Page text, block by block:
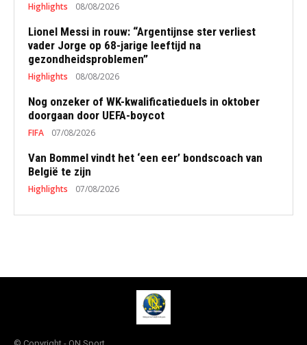
Highlights 08/08/2026
Lionel Messi in rouw: “Argentijnse ster verliest
vader Jorge op 68-jarige leeftijd na
gezondheidsproblemen”
Highlights 08/08/2026
Nog onzeker of WK-kwalificatieduels in oktober
doorgaan door UEFA-boycot
FIFA 07/08/2026
Van Bommel vindt het ‘een eer’ bondscoach van
België te zijn
Highlights 07/08/2026